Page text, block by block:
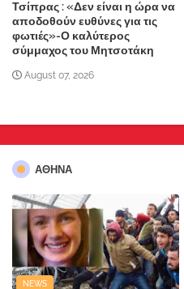
Τσίπρας : «Δεν είναι η ώρα να
αποδοθούν ευθύνες για τις
φωτιές»-Ο καλύτερος
σύμμαχος του Μητσοτάκη
August 07, 2026
ΑΘΗΝΑ
NEWS